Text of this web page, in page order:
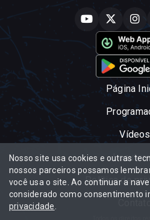
Página
Vídeos
Política de
Nosso site usa cookies e outras
nossos parceiros possamos
você usa o site. Ao continuar a
considerado como consentimento
privacidade